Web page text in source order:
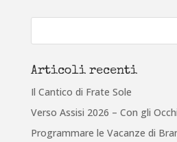
Articoli recenti
Il Cantico di Frate Sole
Verso Assisi 2026 – Con gli
Programmare le Vacanze di